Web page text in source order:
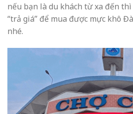
nếu bạn là du khách từ xa đến
“trả giá” để mua được mực khô
nhé.